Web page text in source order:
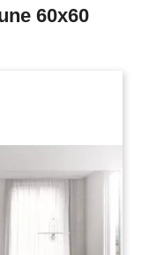
60x60